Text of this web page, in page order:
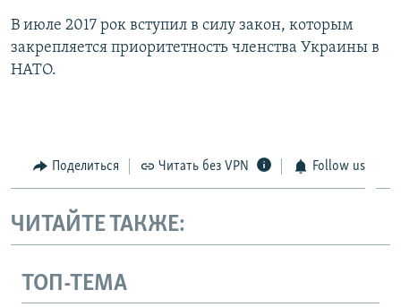
В июле 2017 рок вступил в силу закон, которым
закрепляется приоритетность членства Украины в
НАТО.
Поделиться Читать без VPN Follow us
ЧИТАЙТЕ ТАКЖЕ:
ТОП-ТЕМА